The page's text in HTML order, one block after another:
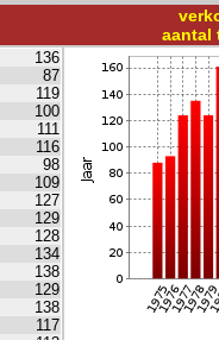
aantal
136
87
119
100
111
116
98
109
127
129
128
134
138
129
138
117